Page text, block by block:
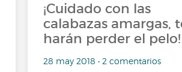
¡Cuidado con las
calabazas amargas,
harán perder el pelo!
28 may 2018 • 2 comentarios